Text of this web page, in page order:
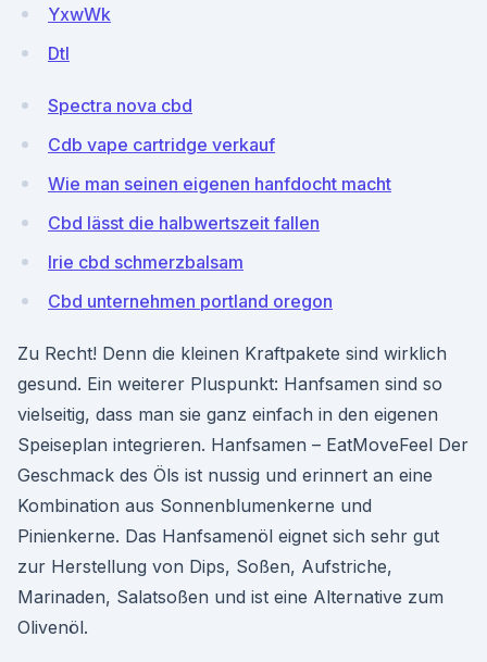
YxwWk
DtI
Spectra nova cbd
Cdb vape cartridge verkauf
Wie man seinen eigenen hanfdocht macht
Cbd lässt die halbwertszeit fallen
Irie cbd schmerzbalsam
Cbd unternehmen portland oregon
Zu Recht! Denn die kleinen Kraftpakete sind wirklich
gesund. Ein weiterer Pluspunkt: Hanfsamen sind so
vielseitig, dass man sie ganz einfach in den eigenen
Speiseplan integrieren. Hanfsamen – EatMoveFeel Der
Geschmack des Öls ist nussig und erinnert an eine
Kombination aus Sonnenblumenkerne und
Pinienkerne. Das Hanfsamenöl eignet sich sehr gut
zur Herstellung von Dips, Soßen, Aufstriche,
Marinaden, Salatsoßen und ist eine Alternative zum
Olivenöl.